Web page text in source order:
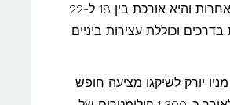
מהחלופות האחרות והיא אורכת בין 18 ל-22
וכוללת עצירות ביניים
יורק לשיקגו מציעה חופש